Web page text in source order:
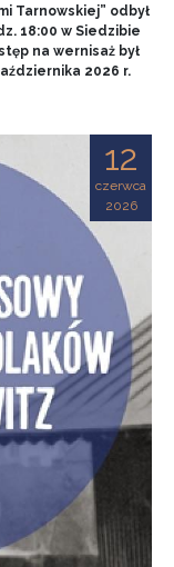
Tarnowskiej” odbył
18:00 w Siedzibie
na wernisaż był
2026 r.
12
czerwca
2026